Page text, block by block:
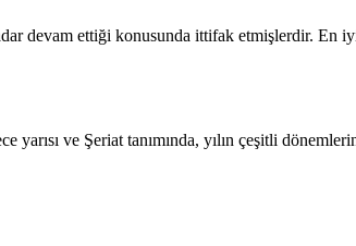
devam ettiği konusunda ittifak etmişlerdir. En
ve Şeriat tanımında, yılın çeşitli